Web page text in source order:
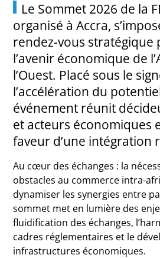
Le Sommet 2026 de la
organisé àAccra,
rendez-vous stratégique
l’avenir économique de
l’Ouest. Placé sous le
l’accélération du
événement réunit
et acteurs économiques
faveur d’une intégration
Au cœur des échanges : la
obstacles au commerce intra-
dynamiser les synergies entre
sommet met en lumière des
fluidification des échanges,
cadres réglementaires et le
infrastructures économiques.